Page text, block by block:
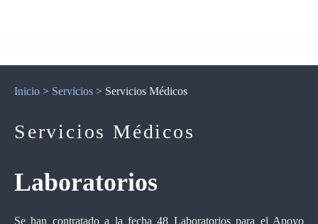
Inicio > Servicios > Servicios Médicos
Servicios Médicos
Laboratorios
Se han contratado a la fecha 48 Laboratorios para el Apoyo